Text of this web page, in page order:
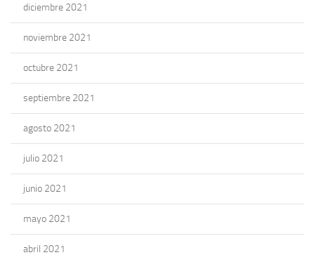
diciembre 2021
noviembre 2021
octubre 2021
septiembre 2021
agosto 2021
julio 2021
junio 2021
mayo 2021
abril 2021